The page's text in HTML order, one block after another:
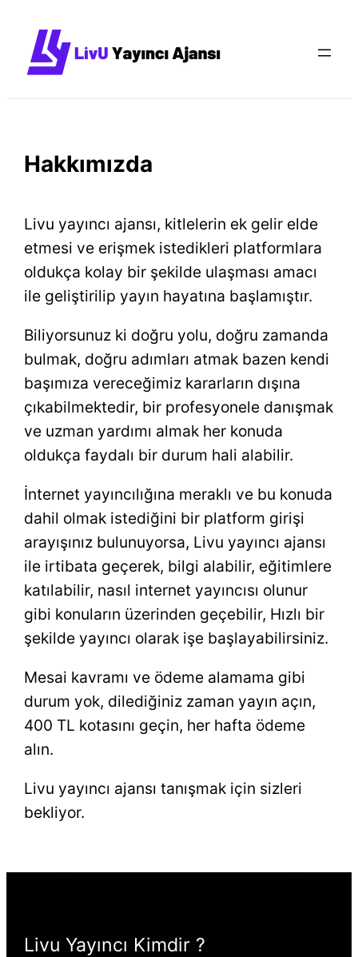
Hakkımızda
Livu yayıncı ajansı, kitlelerin ek gelir elde
etmesi ve erişmek istedikleri platformlara
oldukça kolay bir şekilde ulaşması amacı
ile geliştirilip yayın hayatına başlamıştır.
Biliyorsunuz ki doğru yolu, doğru zamanda
bulmak, doğru adımları atmak bazen kendi
başımıza vereceğimiz kararların dışına
çıkabilmektedir, bir profesyonele danışmak
ve uzman yardımı almak her konuda
oldukça faydalı bir durum hali alabilir.
İnternet yayıncılığına meraklı ve bu konuda
dahil olmak istediğini bir platform girişi
arayışınız bulunuyorsa, Livu yayıncı ajansı
ile irtibata geçerek, bilgi alabilir, eğitimlere
katılabilir, nasıl internet yayıncısı olunur
gibi konuların üzerinden geçebilir, Hızlı bir
şekilde yayıncı olarak işe başlayabilirsiniz.
Mesai kavramı ve ödeme alamama gibi
durum yok, dilediğiniz zaman yayın açın,
400 TL kotasını geçin, her hafta ödeme
alın.
Livu yayıncı ajansı tanışmak için sizleri
bekliyor.
Livu Yayıncı Kimdir ?